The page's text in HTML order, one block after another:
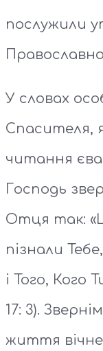
послужили
У словах
Спасителя,
читання
Господь
Отця так:
пізнали
і Того, Кого
17: 3).
життя